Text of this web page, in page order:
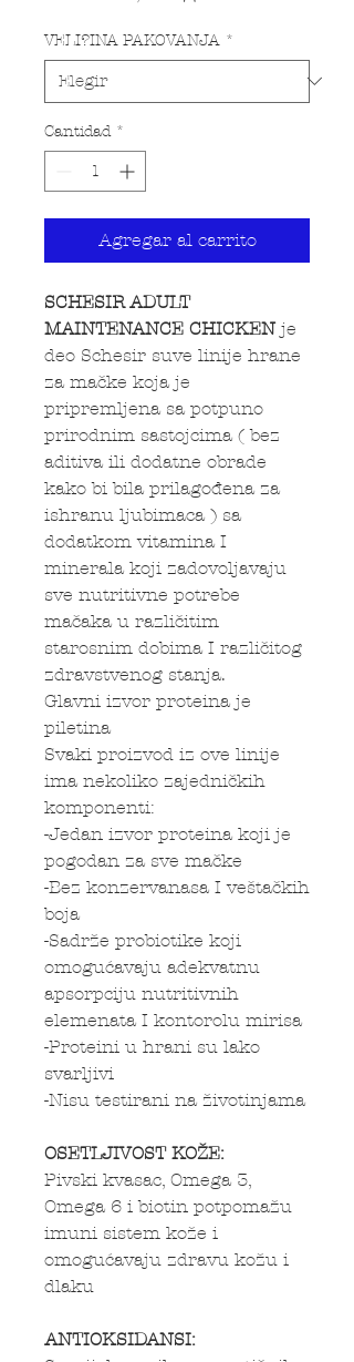
VELI?INA PAKOVANJA *
Cantidad *
Agregar al carrito
SCHESIR ADULT
MAINTENANCE CHICKENje
deo Schesir suve linije hrane
za mačke koja je
pripremljena sa potpuno
prirodnim sastojcima ( bez
aditiva ili dodatne obrade
kako bi bila prilagođena za
ishranu ljubimaca ) sa
dodatkom vitamina I
minerala koji zadovoljavaju
sve nutritivne potrebe
mačaka u različitim
starosnim dobima I različitog
zdravstvenog stanja.
Glavni izvor proteina je
piletina
Svaki proizvod iz ove linije
ima nekoliko zajedničkih
komponenti:
-Jedan izvor proteina koji je
pogodan za sve mačke
-Bez konzervanasa I veštačkih
boja
-Sadrže probiotike koji
omogućavaju adekvatnu
apsorpciju nutritivnih
elemenata I kontorolu mirisa
-Proteini u hrani su lako
svarljivi
-Nisu testirani na životinjama
OSETLJIVOST KOŽE:
Pivski kvasac, Omega 3,
Omega 6 i biotin potpomažu
imuni sistem kože i
omogućavaju zdravu kožu i
dlaku
ANTIOKSIDANSI: